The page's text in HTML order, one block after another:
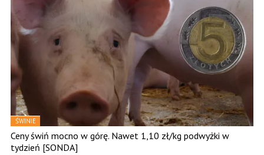
ŚWINIE
Ceny świń mocno w górę. Nawet 1,10 zł/kg podwyżki w
tydzień [SONDA]